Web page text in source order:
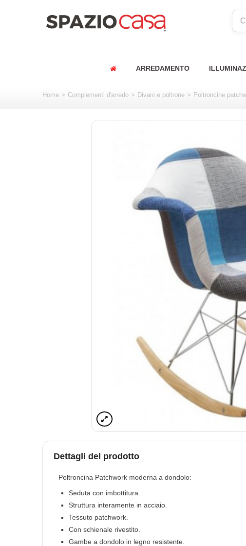
ARREDAMENTO
Home > Complementi d'arredo > Divani e poltrone > Poltroncine
Dettagli del prodotto
Poltroncina Patchwork moderna a
Seduta con imbottitura.
Struttura interamente in acciaio.
Tessuto patchwork.
Con schienale rivestito.
Gambe a dondolo in legno resistente.